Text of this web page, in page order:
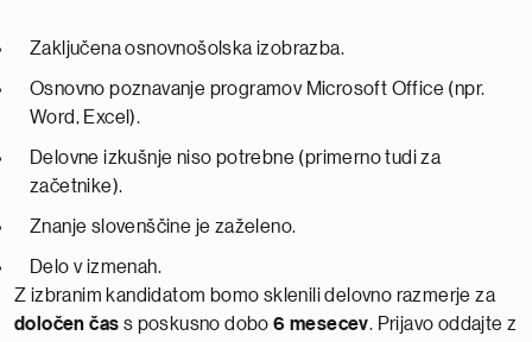
Zaključena osnovnošolska izobrazba.
Osnovno poznavanje programov Microsoft Office (npr.
Word, Excel).
Delovne izkušnje niso potrebne (primerno tudi za
začetnike).
Znanje slovenščine je zaželeno.
Delo v izmenah.
Z izbranim kandidatom bomo sklenili delovno razmerje za
določen čas s poskusno dobo6 mesecev. Prijavo oddajte z